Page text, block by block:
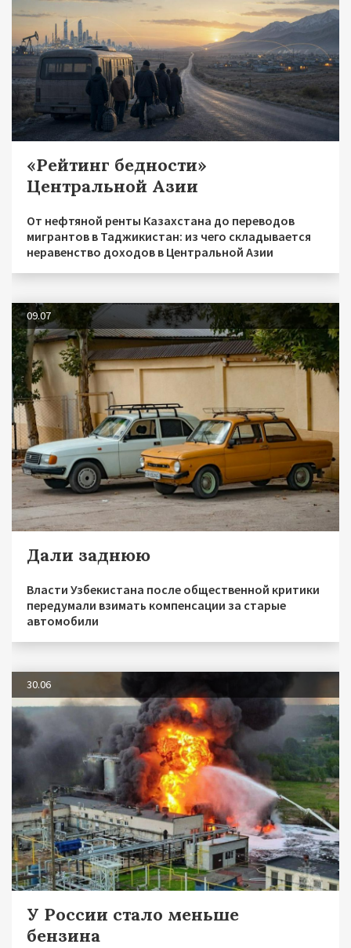
«Рейтинг бедности»
Центральной Азии
От нефтяной ренты Казахстана до переводов
мигрантов в Таджикистан: из чего складывается
неравенство доходов в Центральной Азии
09.07
Дали заднюю
Власти Узбекистана после общественной критики
передумали взимать компенсации за старые
автомобили
30.06
У России стало меньше
бензина